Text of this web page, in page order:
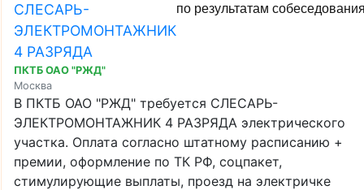
СЛЕСАРЬ-
ЭЛЕКТРОМОНТАЖНИК
4 РАЗРЯДА
по результатам
ПКТБ ОАО "РЖД"
Москва
В ПКТБ ОАО "РЖД" требуется СЛЕСАРЬ-
ЭЛЕКТРОМОНТАЖНИК 4 РАЗРЯДА электрического
участка. Оплата согласно штатному расписанию +
премии, оформление по ТК РФ, соцпакет,
стимулирующие выплаты, проезд на электричке